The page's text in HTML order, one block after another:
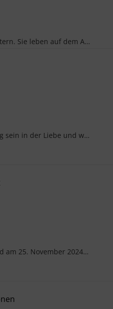
Mia und Lilli sind Schwestern. Sie leben auf dem Argentaler Hof im Allgäu und müssen damit klarko...
'Lasst uns aber wahrhaftig sein in der Liebe und wachsen in allen Stücken zu dem hin, der das Hau...
Bewertung in Deutschland am 25. November 2024 (H.R.), Amazon.Es wird so sein wie immer: Diejenige...